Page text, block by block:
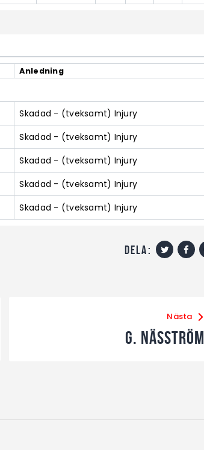
Anledning
Skadad - (tveksamt) Injury
Skadad - (tveksamt) Injury
Skadad - (tveksamt) Injury
Skadad - (tveksamt) Injury
Skadad - (tveksamt) Injury
dela:
Nästa
G. Näsström